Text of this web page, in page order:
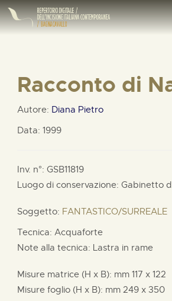
Racconto di
Autore: Diana Pietro
Data: 1999
Inv. n°: GSB11819
Luogo di conservazione: Gabinetto
Soggetto: FANTASTICO/SURREALE
Tecnica: Acquaforte
Note alla tecnica: Lastra in rame
Misure matrice (H x B): mm 117 x 122
Misure foglio (H x B): mm 249 x 350